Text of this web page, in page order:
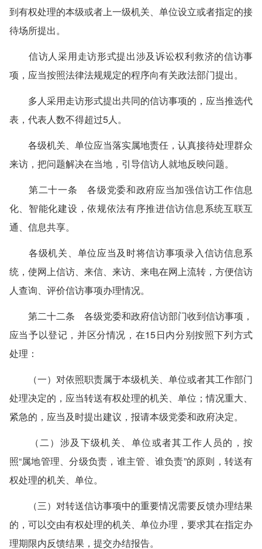
到有权处理的本级或者上一级机关、单位设立或者指定的接
待场所提出。
信访人采用走访形式提出涉及诉讼权利救济的信访事
项，应当按照法律法规规定的程序向有关政法部门提出。
多人采用走访形式提出共同的信访事项的，应当推选代
表，代表人数不得超过5人。
各级机关、单位应当落实属地责任，认真接待处理群众
来访，把问题解决在当地，引导信访人就地反映问题。
第二十一条 各级党委和政府应当加强信访工作信息
化、智能化建设，依规依法有序推进信访信息系统互联互
通、信息共享。
各级机关、单位应当及时将信访事项录入信访信息系
统，使网上信访、来信、来访、来电在网上流转，方便信访
人查询、评价信访事项办理情况。
第二十二条 各级党委和政府信访部门收到信访事项，
应当予以登记，并区分情况，在15日内分别按照下列方式
处理：
（一）对依照职责属于本级机关、单位或者其工作部门
处理决定的，应当转送有权处理的机关、单位；情况重大、
紧急的，应当及时提出建议，报请本级党委和政府决定。
（二）涉及下级机关、单位或者其工作人员的，按
照“属地管理、分级负责，谁主管、谁负责”的原则，转送有
权处理的机关、单位。
（三）对转送信访事项中的重要情况需要反馈办理结果
的，可以交由有权处理的机关、单位办理，要求其在指定办
理期限内反馈结果，提交办结报告。